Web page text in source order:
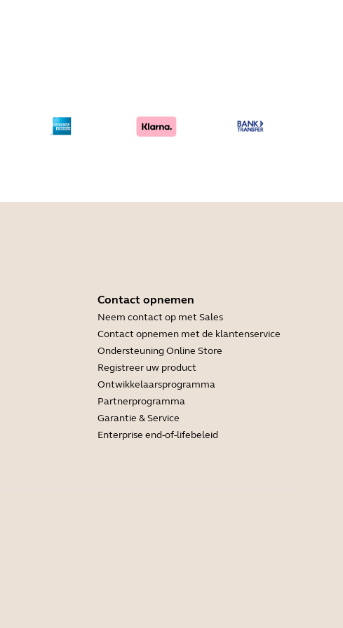
Contact opnemen
Neem contact op met Sales
Contact opnemen met de klantenservice
Ondersteuning Online Store
Registreer uw product
Ontwikkelaarsprogramma
Partnerprogramma
Garantie & Service
Enterprise end-of-lifebeleid